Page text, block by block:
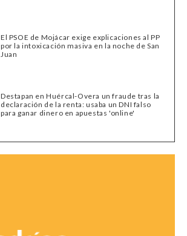
El PSOE de Mojácar exige explicaciones al PP
por la intoxicación masiva en la noche de San
Juan
Destapan en Huércal-Overa un fraude tras la
declaración de la renta: usaba un DNI falso
para ganar dinero en apuestas 'online'